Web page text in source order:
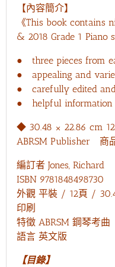
2017
&
Book
1
數
量
【內容簡介】
《This book contains
& 2018 Grade 1 Piano
● three pieces from
● appealing and
● carefully edited
● helpful information
◆ 30.48 × 22.86 cm
ABRSM Publisher 商
編訂者 Jones, Richard
ISBN 9781848498730
外觀 平裝 / 12頁 /
印刷
特徵 ABRSM 鋼琴考曲
語言 英文版
【目錄】